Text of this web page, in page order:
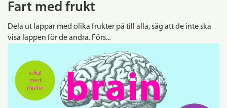
Fart med frukt
Dela ut lappar med olika frukter på till alla, säg att de inte ska
visa lappen för de andra. Förs...